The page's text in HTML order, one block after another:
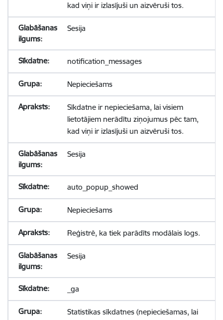
kad viņi ir izlasījuši un aizvēruši tos.
Sesija
notification_messages
Nepieciešams
Sīkdatne ir nepieciešama, lai visiem
lietotājiem nerādītu ziņojumus pēc tam,
kad viņi ir izlasījuši un aizvēruši tos.
Sesija
auto_popup_showed
Nepieciešams
Reģistrē, ka tiek parādīts modālais logs.
Sesija
_ga
Statistikas sīkdatnes (nepieciešamas, lai